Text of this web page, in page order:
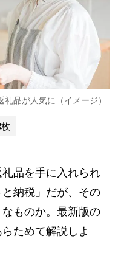
品が人気に（イメージ）
品を手に入れられ
納税」だが、その
ものか。最新版の
ためて解説しよ